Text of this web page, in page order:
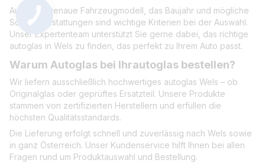
Auch das genaue Fahrzeugmodell, das Baujahr und mögliche
Sonderausstattungen sind wichtige Kriterien bei der Auswahl.
Unser Expertenteam unterstützt Sie gerne dabei, das richtige
autoglas in Wels zu finden, das perfekt zu Ihrem Auto passt.
Warum Autoglas bei Ihrautoglas bestellen?
Wir liefern ausschließlich hochwertiges autoglas Wels – ob
Originalglas oder geprüftes Ersatzteil. Unsere Produkte
stammen von zertifizierten Herstellern und erfüllen die
höchsten Qualitätsstandards.
Die Lieferung erfolgt schnell und zuverlässig nach Wels sowie
in ganz Österreich. Unser Kundenservice hilft Ihnen bei allen
Fragen rund um Produktauswahl und Bestellung.